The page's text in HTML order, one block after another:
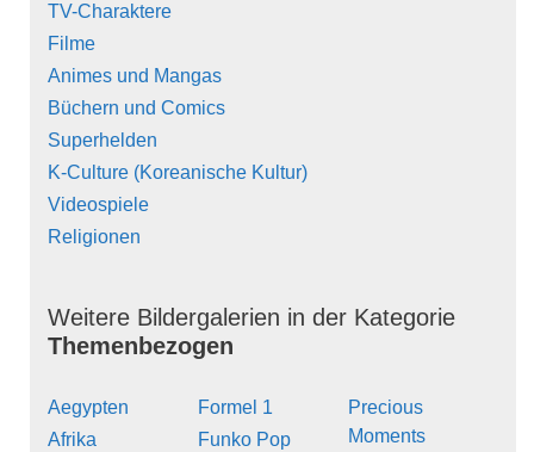
TV-Charaktere
Filme
Animes und Mangas
Büchern und Comics
Superhelden
K-Culture (Koreanische Kultur)
Videospiele
Religionen
Weitere Bildergalerien in der Kategorie
Themenbezogen
Aegypten
Afrika
Formel 1
Funko Pop
Precious
Moments